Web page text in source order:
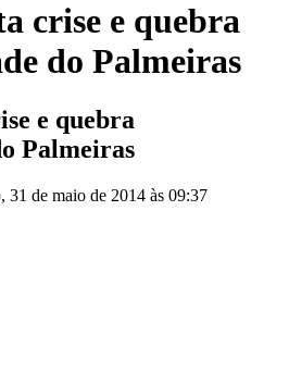
crise e quebra
do Palmeiras
e quebra
Palmeiras
31 de maio de 2014 às 09:37